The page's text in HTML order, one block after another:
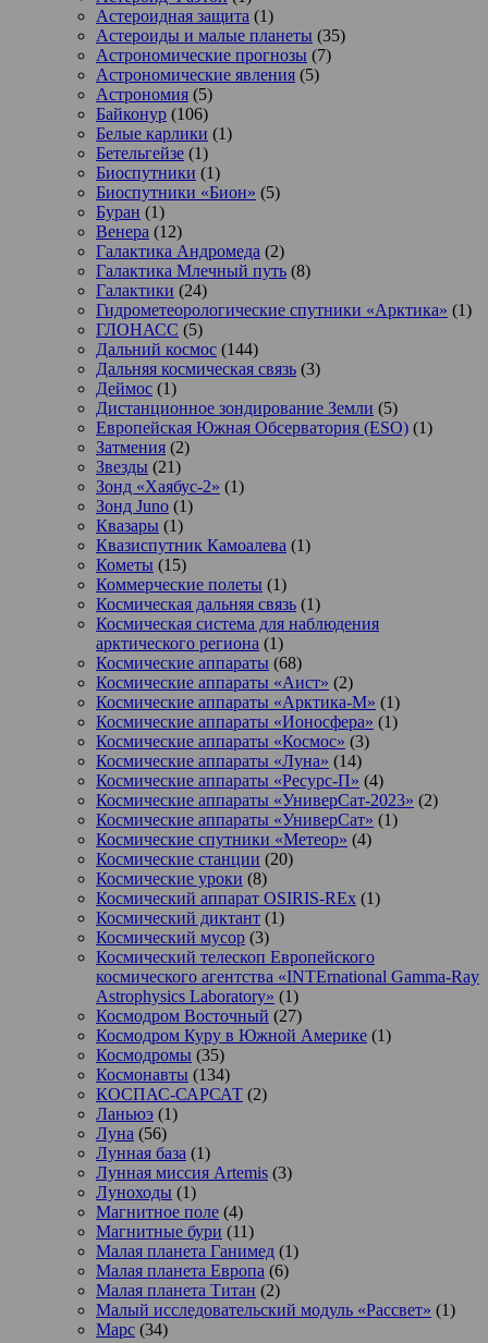
Астероидная защита (1)
Астероиды и малые планеты (35)
Астрономические прогнозы (7)
Астрономические явления (5)
Астрономия (5)
Байконур (106)
Белые карлики (1)
Бетельгейзе (1)
Биоспутники (1)
Биоспутники «Бион» (5)
Буран (1)
Венера (12)
Галактика Андромеда (2)
Галактика Млечный путь (8)
Галактики (24)
Гидрометеорологические спутники «Арктика» (1)
ГЛОНАСС (5)
Дальний космос (144)
Дальняя космическая связь (3)
Деймос (1)
Дистанционное зондирование Земли (5)
Европейская Южная Обсерватория (ESO) (1)
Затмения (2)
Звезды (21)
Зонд «Хаябус-2» (1)
Зонд Juno (1)
Квазары (1)
Квазиспутник Камоалева (1)
Кометы (15)
Коммерческие полеты (1)
Космическая дальняя связь (1)
Космическая система для наблюдения
арктического региона (1)
Космические аппараты (68)
Космические аппараты «Аист» (2)
Космические аппараты «Арктика-М» (1)
Космические аппараты «Ионосфера» (1)
Космические аппараты «Космос» (3)
Космические аппараты «Луна» (14)
Космические аппараты «Ресурс-П» (4)
Космические аппараты «УниверСат-2023» (2)
Космические аппараты «УниверСат» (1)
Космические спутники «Метеор» (4)
Космические станции (20)
Космические уроки (8)
Космический аппарат OSIRIS-REx (1)
Космический диктант (1)
Космический мусор (3)
Космический телескоп Европейского
космического агентства «INTErnational Gamma-Ray
Astrophysics Laboratory» (1)
Космодром Восточный (27)
Космодром Куру в Южной Америке (1)
Космодромы (35)
Космонавты (134)
КОСПАС-САРСАТ (2)
Ланьюэ (1)
Луна (56)
Лунная база (1)
Лунная миссия Artemis (3)
Луноходы (1)
Магнитное поле (4)
Магнитные бури (11)
Малая планета Ганимед (1)
Малая планета Европа (6)
Малая планета Титан (2)
Малый исследовательский модуль «Рассвет» (1)
Марс (34)